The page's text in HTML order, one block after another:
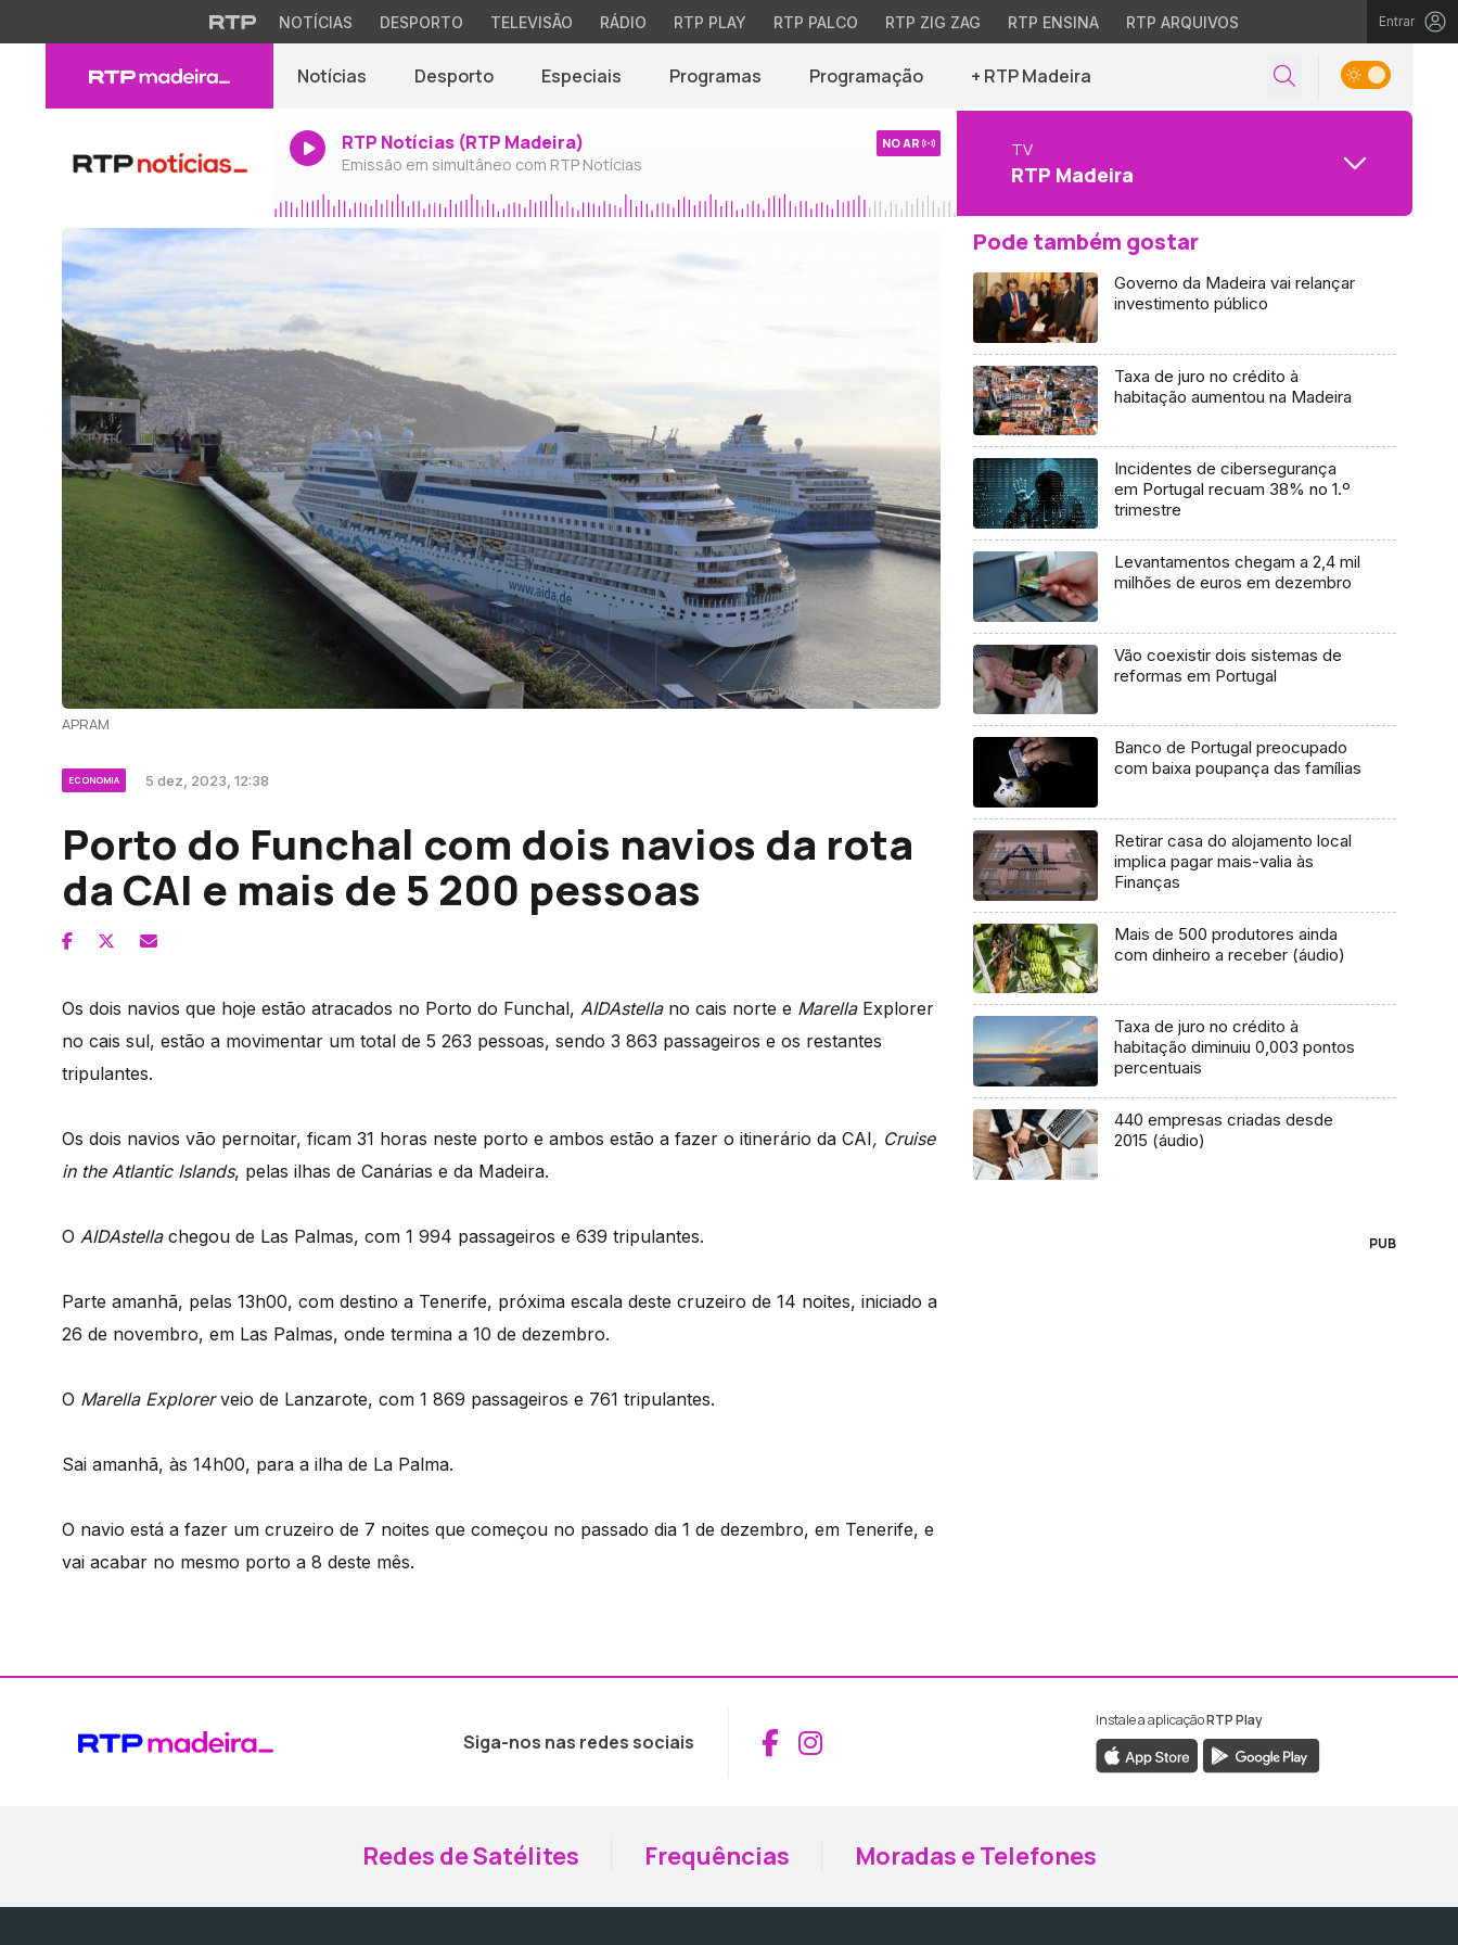
NOTÍCIAS DESPORTO TELEVISÃO RÁDIO RTP PLAY RTP PALCO RTP ZIG ZAG RTP ENSINA RTP ARQUIVOS Entrar
Notícias Desporto Especiais Programas Programação + RTP Madeira
RTP Notícias (RTP Madeira)
Emissão em simultâneo com RTP Notícias
NO AR TV
RTP Madeira
APRAM
ECONOMIA 5 dez, 2023, 12:38
Porto do Funchal com dois navios da rota
da CAI e mais de 5 200 pessoas
Os dois navios que hoje estão atracados no Porto do Funchal, AIDAstella no cais norte e MarellaExplorer
no cais sul, estão a movimentar um total de 5 263 pessoas, sendo 3 863 passageiros e os restantes
tripulantes.
Os dois navios vão pernoitar, ficam 31 horas neste porto e ambos estão a fazer o itinerário da CAI, Cruise
in the Atlantic Islands, pelas ilhas de Canárias e da Madeira.
O AIDAstella chegou de Las Palmas, com 1 994 passageiros e 639 tripulantes.
Parte amanhã, pelas 13h00, com destino a Tenerife, próxima escala deste cruzeiro de 14 noites, iniciado a
26 de novembro, em Las Palmas, onde termina a 10 de dezembro.
O Marella Explorerveio de Lanzarote, com 1 869 passageiros e 761 tripulantes.
Sai amanhã, às 14h00, para a ilha de La Palma.
O navio está a fazer um cruzeiro de 7 noites que começou no passado dia 1 de dezembro, em Tenerife, e
vai acabar no mesmo porto a 8 deste mês.
Pode também gostar
Governo da Madeira vai relançar
investimento público
Taxa de juro no crédito à
habitação aumentou na Madeira
Incidentes de cibersegurança
em Portugal recuam 38% no 1.º
trimestre
Levantamentos chegam a 2,4 mil
milhões de euros em dezembro
Vão coexistir dois sistemas de
reformas em Portugal
Banco de Portugal preocupado
com baixa poupança das famílias
Retirar casa do alojamento local
implica pagar mais-valia às
Finanças
Mais de 500 produtores ainda
com dinheiro a receber (áudio)
Taxa de juro no crédito à
habitação diminuiu 0,003 pontos
percentuais
440 empresas criadas desde
2015 (áudio)
PUB
Siga-nos nas redes sociais Aceder ao Facebook da RTP Madeira
Aceder ao Instagram da RTP Madeira
Instale a aplicaçãoRTP Play
Redes de Satélites Frequências Moradas e Telefones